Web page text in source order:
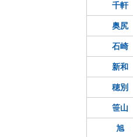
千軒
奥尻
石崎
新和
穂別
笹山
旭